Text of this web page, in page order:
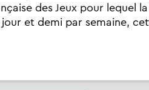
des Jeux pour lequel
et demi par semaine,